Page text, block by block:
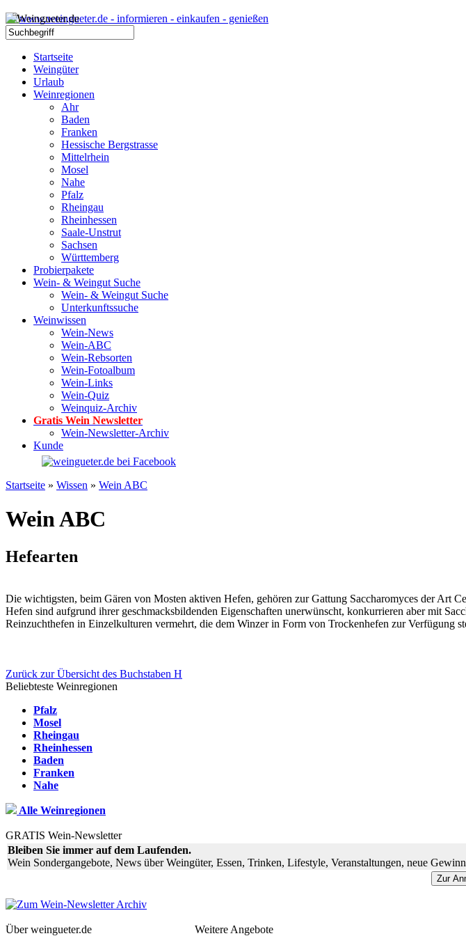
Startseite
Weingüter
Urlaub
Weinregionen
Ahr
Baden
Franken
Hessische Bergstrasse
Mittelrhein
Mosel
Nahe
Pfalz
Rheingau
Rheinhessen
Saale-Unstrut
Sachsen
Württemberg
Probierpakete
Wein- & Weingut Suche
Wein- & Weingut Suche
Unterkunftssuche
Weinwissen
Wein-News
Wein-ABC
Wein-Rebsorten
Wein-Fotoalbum
Wein-Links
Wein-Quiz
Weinquiz-Archiv
Gratis Wein Newsletter
Wein-Newsletter-Archiv
Kunde
Startseite » Wissen » Wein ABC
Wein ABC
Hefearten
Die wichtigsten, beim Gären von Mosten aktiven Hefen, gehören zur Gattung Saccharomyces der Art
Hefen sind aufgrund ihrer geschmacksbildenden Eigenschaften unerwünscht, konkurrieren aber mit
Reinzuchthefen in Einzelkulturen vermehrt, die dem Winzer in Form von Trockenhefen zur Verfügung
Zurück zur Übersicht des Buchstaben H
Beliebteste Weinregionen
Pfalz
Mosel
Rheingau
Rheinhessen
Baden
Franken
Nahe
Alle Weinregionen
GRATIS Wein-Newsletter
Bleiben Sie immer auf dem Laufenden.
Wein Sondergangebote, News über Weingüter, Essen, Trinken, Lifestyle, Veranstaltungen, neue
Über weingueter.de Weitere Angebote